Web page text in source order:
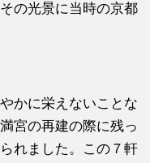
の光景に当時の京都
かに栄えないことな
宮の再建の際に残っ
れました。この７軒